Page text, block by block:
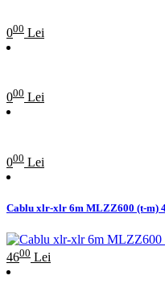
000 Lei
000 Lei
000 Lei
Cablu xlr-xlr 6m MLZZ600 (t-m)
4600 Lei